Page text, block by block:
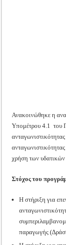
Ανακοινώθηκε η
Υπομέτρου 4.1 του
χρήση των υδατικών
Στόχος του
Η στήριξη για
παραγωγής